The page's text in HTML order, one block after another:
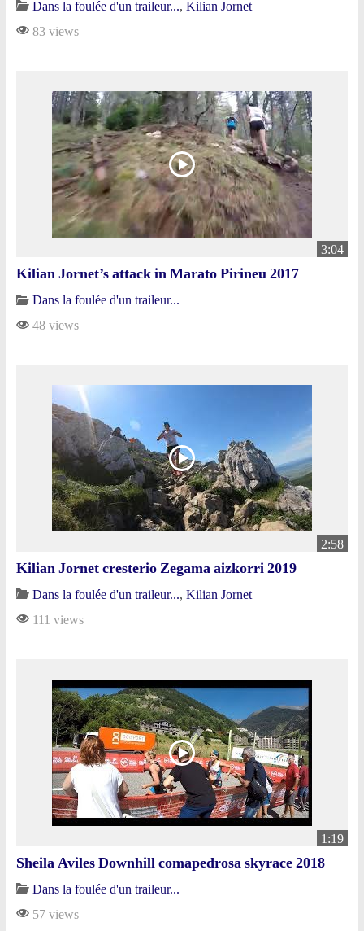
Dans la foulée d'un traileur...
Kilian Jornet
83 views
3:04
Kilian Jornet’s attack in Marato Pirineu 2017
Dans la foulée d'un traileur...
48 views
2:58
Kilian Jornet cresterio Zegama aizkorri 2019
Dans la foulée d'un traileur..., Kilian Jornet
111 views
1:19
Sheila Aviles Downhill comapedrosa skyrace 2018
Dans la foulée d'un traileur...
57 views